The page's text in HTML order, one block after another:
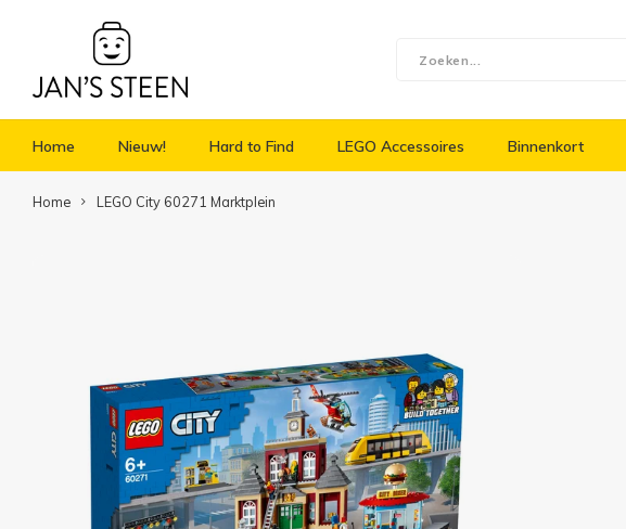
Home Nieuw! Hard to Find LEGO Accessoires Binnenkort
Home LEGO City 60271 Marktplein